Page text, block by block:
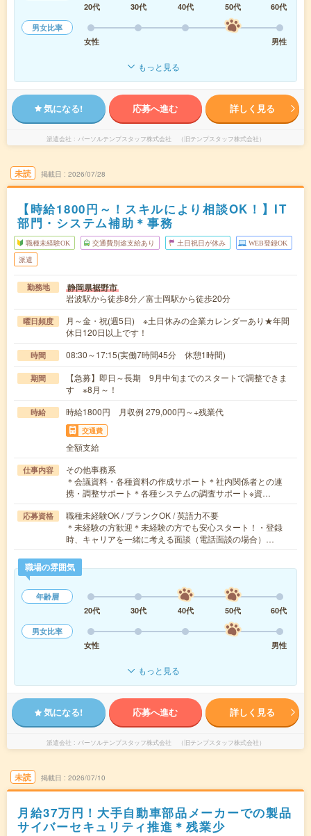
20代
30代 40代 50代
60代
男女比率
女性
男性
もっと見る
気になる! 応募へ進む 詳しく見る
派遣会社 パーソルテンプスタッフ株式会社 （旧テンプスタッフ株式会社）
未読 掲載日 2026/07/28
【時給1800円～！スキルにより相談OK！】IT
部門・システム補助＊事務
職種未経験OK 交通費別途支給あり 土日祝日が休み WEB登録OK
派遣
勤務地 静岡県裾野市
岩波駅から徒歩8分／富士岡駅から徒歩20分
曜日頻度
月～金・祝(週5日) ※土日休みの企業カレンダーあり★年間
休日120日以上です！
時間 08:30～17:15(実働7時間45分 休憩1時間)
期間
【急募】即日～長期 9月中旬までのスタートで調整できま
す ※8月～！
時給 時給1800円 月収例 279,000円～+残業代
交通費
全額支給
仕事内容
その他事務系
＊会議資料・各種資料の作成サポート＊社内関係者との連
携・調整サポート＊各種システムの調査サポート※資…
応募資格
職種未経験OK / ブランクOK / 英語力不要
＊未経験の方歓迎＊未経験の方でも安心スタート！・登録
時、キャリアを一緒に考える面談（電話面談の場合）…
職場の雰囲気
年齢層
20代
30代 40代 50代
60代
男女比率
女性
男性
もっと見る
気になる! 応募へ進む 詳しく見る
派遣会社 パーソルテンプスタッフ株式会社 （旧テンプスタッフ株式会社）
未読 掲載日 2026/07/10
月給37万円！大手自動車部品メーカーでの製品
サイバーセキュリティ推進＊残業少